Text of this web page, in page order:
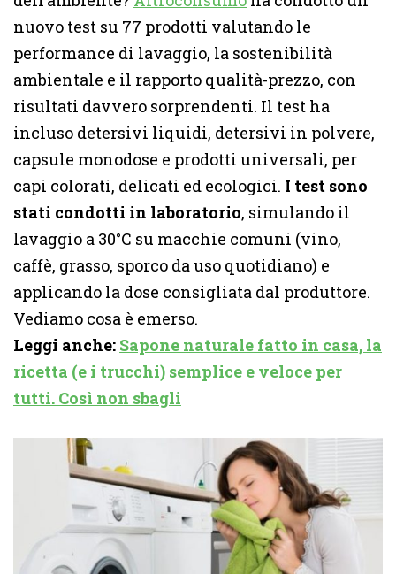
nuovo test su 77 prodotti valutando le
performance di lavaggio, la sostenibilità
ambientale e il rapporto qualità-prezzo, con
risultati davvero sorprendenti. Il test ha
incluso detersivi liquidi, detersivi in polvere,
capsule monodose e prodotti universali, per
capi colorati, delicati ed ecologici. I test sono
stati condotti in laboratorio, simulando il
lavaggio a 30°C su macchie comuni (vino,
caffè, grasso, sporco da uso quotidiano) e
applicando la dose consigliata dal produttore.
Vediamo cosa è emerso.
Leggi anche: Sapone naturale fatto in casa, la
ricetta (e i trucchi) semplice e veloce per
tutti. Così non sbagli